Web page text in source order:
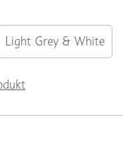
Light Grey & White